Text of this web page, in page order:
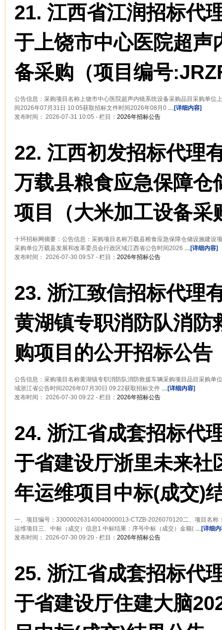
21. 江西省江润招标代
于上饶市中心医院超声
备采购（项目编号
公告信息：采购项目名称上饶市中心医院超声内镜系统设备采购品目采购单位
间2026年07月31日 10:05获取招标文件时间2026年08月0 ....[详细内容]
发布时间： 2026-07-31 10:05 - 栏目： 2026年招标公告
22. 江西初发招标代理
万载县粮食应急保障仓
项目（大米加工设备采
十环招标网摘要：公告信息：采购项目名称万载县粮食应急保障仓储设施建设
采购单位万载县发展和改革委员会行政区域江西省公告时间2026 ....[详细内容]
发布时间： 2026-07-30 09:57 - 栏目： 2026年招标公告
23. 浙江致信招标代理
黄湖镇专职消防队消防
购项目的公开招标公告
公告信息：采购项目名称黄湖镇专职消防队消防救援车辆采购项目品目采购单
域浙江省公告时间2026年07月30日 09:22获取招标文件 ....[详细内容]
发布时间： 2026-07-30 09:22 - 栏目： 2026年招标公告
24. 浙江省成套招标代
于省建设厅浙里未来社
年运维项目中标(成交)
一、项目编号：330000263140040000013-CTZB-2026070120二、项目名称
运维项目三、中标（成交）信息1.中标结果：序号中标（成交）金额( ....[详细
发布时间： 2026-07-30 09:20 - 栏目： 2026年招标公告
25. 浙江省成套招标代
于省建设厅住建大脑